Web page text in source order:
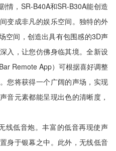
情，SR-B40A和SR-B30A能创造
变成非凡的娱乐空间。独特的外
空间，创造出具有包围感的3D声
入，让您仿佛身临其境。全新设
Remote App）可根据喜好调整
您将获得一个广阔的声场，实现
音元素都能呈现出色的清晰度，
线低音炮。丰富的低音再现使声
身于银幕之中。此外，无线低音